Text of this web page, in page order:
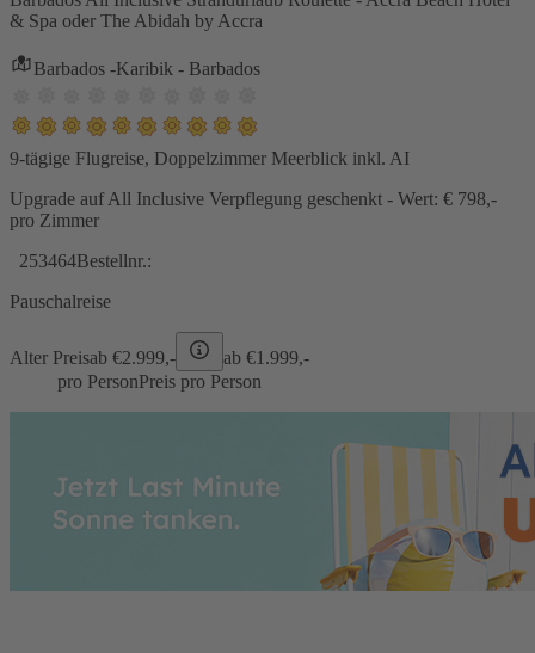
& Spa oder The Abidah by Accra
Barbados -Karibik - Barbados
9-tägige Flugreise, Doppelzimmer Meerblick inkl. AI
Upgrade auf All Inclusive Verpflegung geschenkt - Wert: € 798,-
pro Zimmer
253464Bestellnr.:
Pauschalreise
Alter Preisab €2.999,- ab €1.999,-
pro PersonPreis pro Person